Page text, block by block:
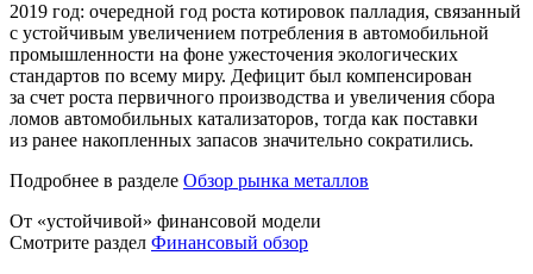
2019 год: очередной год роста котировок палладия, связанный
с устойчивым увеличением потребления в автомобильной
промышленности на фоне ужесточения экологических
стандартов по всему миру. Дефицит был компенсирован
за счет роста первичного производства и увеличения сбора
ломов автомобильных катализаторов, тогда как поставки
из ранее накопленных запасов значительно сократились.
Подробнее в разделе Обзор рынка металлов
От «устойчивой» финансовой модели
Смотрите раздел Финансовый обзор